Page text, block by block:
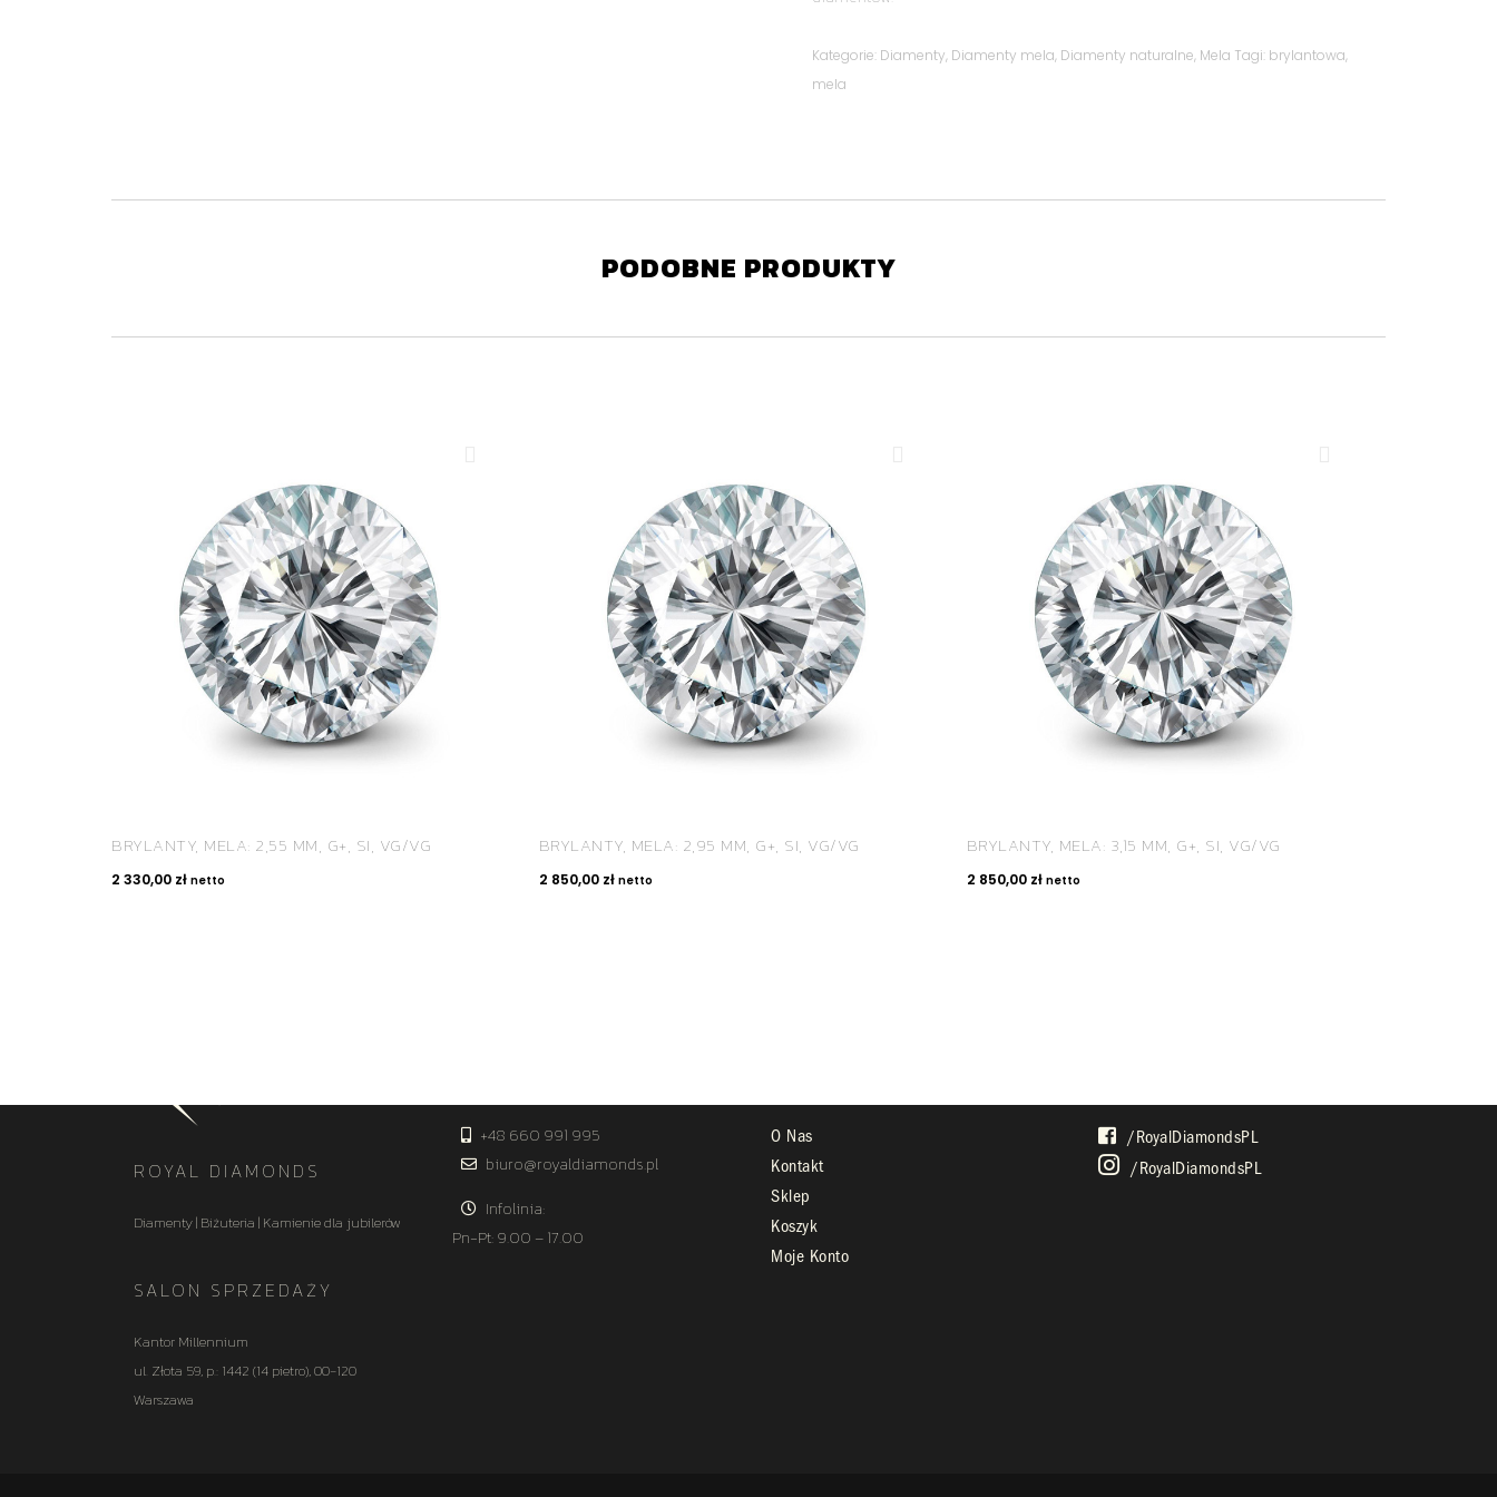
Kategorie: Diamenty, Diamenty mela, Diamenty naturalne, Mela Tagi: brylantowa,
mela
PODOBNE PRODUKTY
BRYLANTY, MELA: 2,55 MM, G+, SI, VG/VG
2 330,00 zł netto
BRYLANTY, MELA: 2,95 MM, G+, SI, VG/VG
2 850,00 zł netto
BRYLANTY, MELA: 3,15 MM, G+, SI, VG/VG
2 850,00 zł netto
ROYAL DIAMONDS
Diamenty | Biżuteria | Kamienie dla jubilerów
SALON SPRZEDAŻY
Kantor Millennium
ul. Złota 59, p.: 1442 (14 pietro), 00-120
Warszawa
+48 660 991 995
biuro@royaldiamonds.pl
Infolinia:
Pn-Pt: 9.00 – 17.00
O Nas
Kontakt
Sklep
Koszyk
Moje Konto
/royalDiamondsPL
/royalDiamondsPL